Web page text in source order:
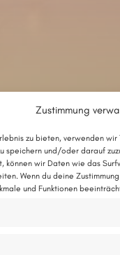
Zustimmung
zu bieten, verwenden
speichern und/oder darauf
können wir Daten wie das
Wenn du deine
und Funktionen